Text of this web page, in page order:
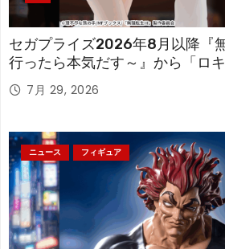
セガプライズ2026年8月以降『
行ったら本気だす～』から「ロ
アが登場！
7月 29, 2026
ニュース フィギュア